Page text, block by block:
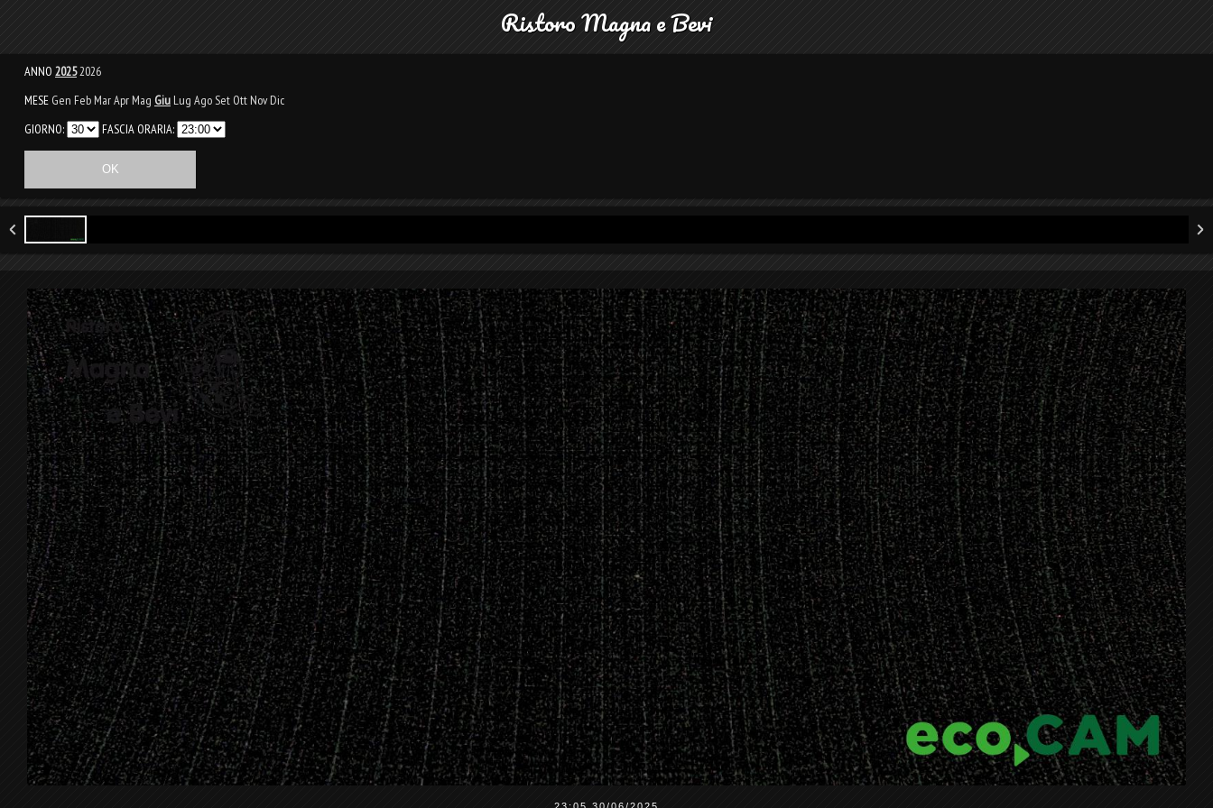
Ristoro Magna e Bevi
ANNO 20252026
MESE Gen Feb MarApr Mag Giu Lug AgoSet Ott Nov Dic
GIORNO:
FASCIA ORARIA: